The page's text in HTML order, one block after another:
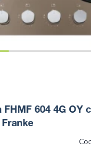
FHMF 604 4G OY